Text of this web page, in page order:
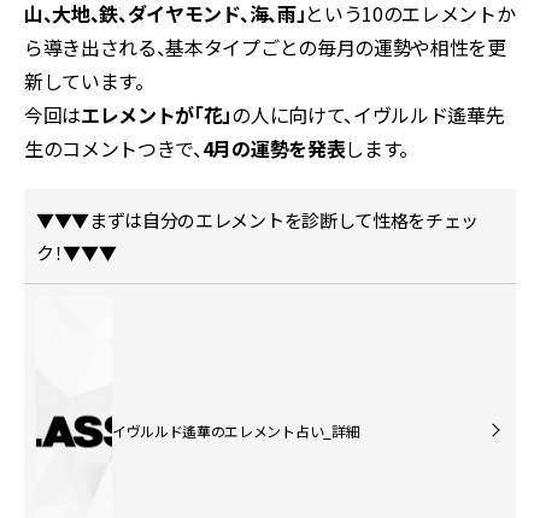
山、大地、鉄、ダイヤモンド、海、雨」という10のエレメントか
ら導き出される、基本タイプごとの毎月の運勢や相性を更
新しています。
今回はエレメントが「花」の人に向けて、イヴルルド遙華先
生のコメントつきで、4月の運勢を発表します。
▼▼▼まずは自分のエレメントを診断して性格をチェッ
ク！▼▼▼
イヴルルド遙華のエレメント占い_詳細